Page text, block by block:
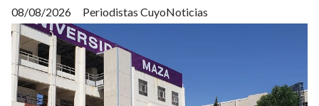
Periodistas CuyoNoticias
08/08/2026